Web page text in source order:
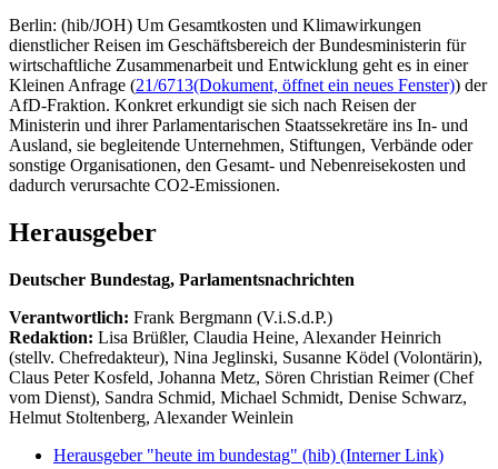
Berlin: (hib/JOH) Um Gesamtkosten und Klimawirkungen
dienstlicher Reisen im Geschäftsbereich der Bundesministerin für
wirtschaftliche Zusammenarbeit und Entwicklung geht es in einer
Kleinen Anfrage (21/6713(Dokument, öffnet ein neues Fenster)) der
AfD-Fraktion. Konkret erkundigt sie sich nach Reisen der
Ministerin und ihrer Parlamentarischen Staatssekretäre ins In- und
Ausland, sie begleitende Unternehmen, Stiftungen, Verbände oder
sonstige Organisationen, den Gesamt- und Nebenreisekosten und
dadurch verursachte CO2-Emissionen.
Herausgeber
Deutscher Bundestag, Parlamentsnachrichten
Verantwortlich: Frank Bergmann (V.i.S.d.P.)
Redaktion: Lisa Brüßler, Claudia Heine, Alexander Heinrich
(stellv. Chefredakteur), Nina Jeglinski, Susanne Ködel (Volontärin),
Claus Peter Kosfeld, Johanna Metz, Sören Christian Reimer (Chef
vom Dienst), Sandra Schmid, Michael Schmidt, Denise Schwarz,
Helmut Stoltenberg, Alexander Weinlein
Herausgeber "heute im bundestag" (hib) (Interner Link)